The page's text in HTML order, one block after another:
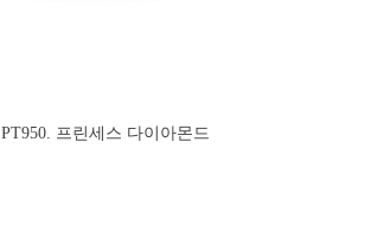
PT950. 프린세스 다이아몬드